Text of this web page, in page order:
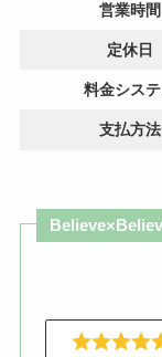
営業時間
定休日
料金シス
支払方法